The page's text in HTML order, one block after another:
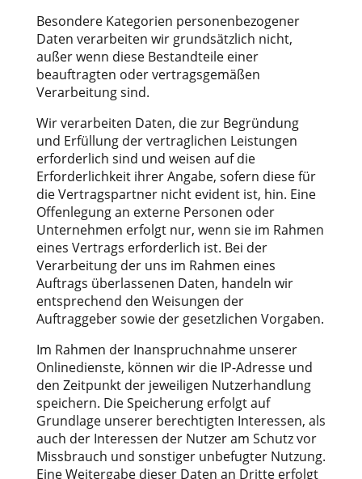
Besondere Kategorien personenbezogener
Daten verarbeiten wir grundsätzlich nicht,
außer wenn diese Bestandteile einer
beauftragten oder vertragsgemäßen
Verarbeitung sind.
Wir verarbeiten Daten, die zur Begründung
und Erfüllung der vertraglichen Leistungen
erforderlich sind und weisen auf die
Erforderlichkeit ihrer Angabe, sofern diese für
die Vertragspartner nicht evident ist, hin. Eine
Offenlegung an externe Personen oder
Unternehmen erfolgt nur, wenn sie im Rahmen
eines Vertrags erforderlich ist. Bei der
Verarbeitung der uns im Rahmen eines
Auftrags überlassenen Daten, handeln wir
entsprechend den Weisungen der
Auftraggeber sowie der gesetzlichen Vorgaben.
Im Rahmen der Inanspruchnahme unserer
Onlinedienste, können wir die IP-Adresse und
den Zeitpunkt der jeweiligen Nutzerhandlung
speichern. Die Speicherung erfolgt auf
Grundlage unserer berechtigten Interessen, als
auch der Interessen der Nutzer am Schutz vor
Missbrauch und sonstiger unbefugter Nutzung.
Eine Weitergabe dieser Daten an Dritte erfolgt